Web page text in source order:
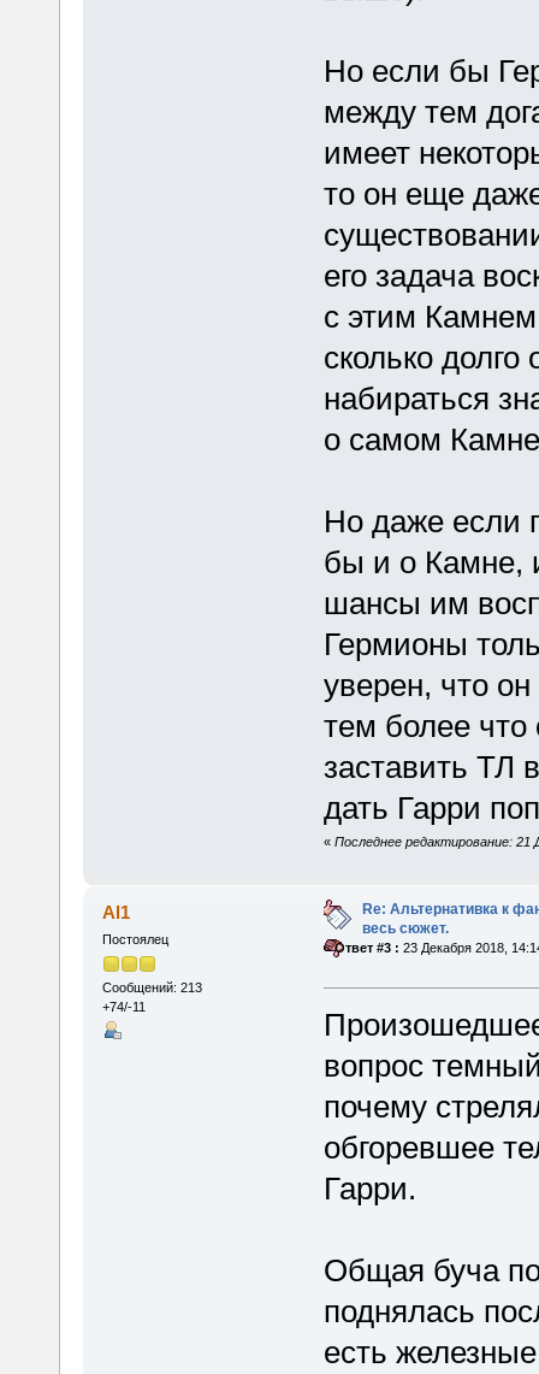
Но если бы
между тем
имеет
то он еще
его задача
с этим
сколько
набираться
о самом Камне
Но даже если
бы и о Камне,
шансы им
Гермионы
уверен, что
тем более
заставить ТЛ
дать Гарри
« Последнее редактирование: 21
Al1
Постоялец
Сообщений: 213
+74/-11
Re: Альтернативка к
весь сюжет.
«Ответ #3 : 23 Декабря 2018,
вопрос
почему
обгоревшее
Гарри.
Общая буча
поднялась
есть